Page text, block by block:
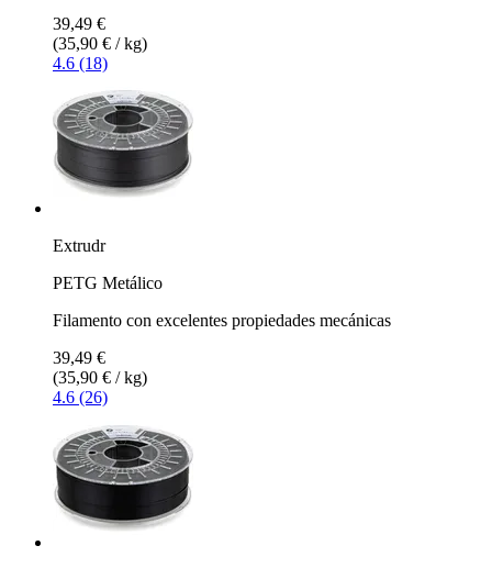
39,49 €
(35,90 € / kg)
4.6 (18)
Extrudr
PETG Metálico
Filamento con excelentes propiedades mecánicas
39,49 €
(35,90 € / kg)
4.6 (26)